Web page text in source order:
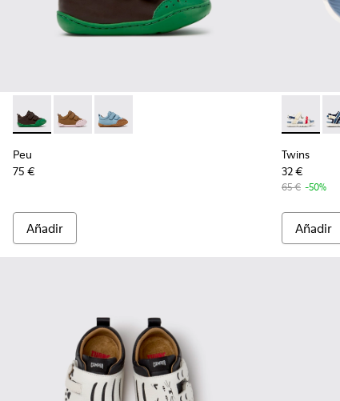
Peu - K800708-004 - Zapatos de piel marrones para
Peu - K800708-003 - Zapatos marrones de piel
Peu - K800708-002
Peu
75 €
Añadir
Twins -
Twins
32 €
65 € -50%
Añadir